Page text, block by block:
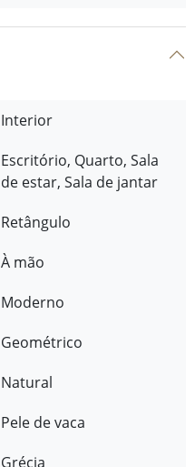
Interior
Escritório, Quarto, Sala
de estar, Sala de jantar
Retângulo
À mão
Moderno
Geométrico
Natural
Pele de vaca
Grécia